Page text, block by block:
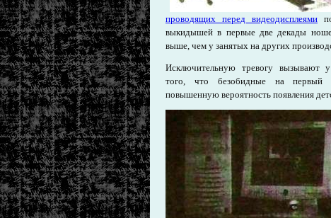
проводящих перед видеодисплеями
выкидышей в первые две декады
выше, чем у занятых на других
Исключительную тревогу вызывают у
того, что безобидные на первый
повышенную вероятность появления